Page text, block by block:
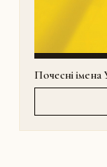
Почесні